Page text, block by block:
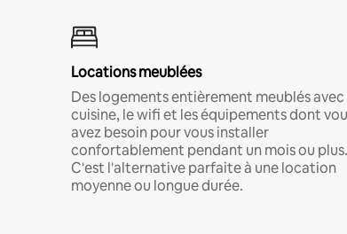
Locations meublées
Des logements entièrement meublés avec
cuisine, le wifi et les équipements dont
avez besoin pour vous installer
confortablement pendant un mois ou plus.
C'est l'alternative parfaite à une location
moyenne ou longue durée.